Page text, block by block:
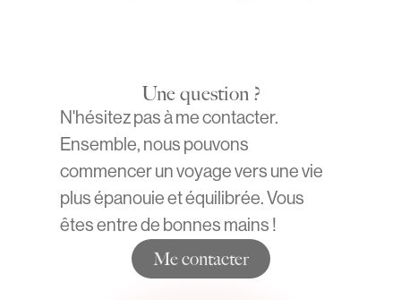
Une question ?
N'hésitez pas à me contacter.
Ensemble, nous pouvons
commencer un voyage vers une vie
plus épanouie et équilibrée. Vous
êtes entre de bonnes mains !
Me contacter